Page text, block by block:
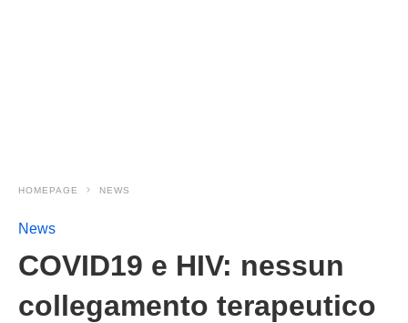
HOMEPAGE NEWS
News
COVID19 e HIV: nessun
collegamento terapeutico